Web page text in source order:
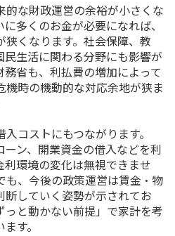
的な財政運営の余裕が小さくな
多くのお金が必要になれば、
くなります。社会保障、教
生活に関わる分野にも影響が
省も、利払費の増加によって
機時の機動的な対応余地が狭ま
コストにもつながります。
ン、開業資金の借入などを利
環境の変化は無視できませ
も、今後の政策運営は賃金・物
していく姿勢が示されてお
っと動かない前提」で家計を考
す。